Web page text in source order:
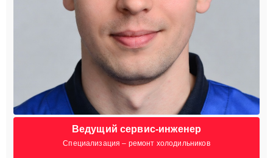
Ведущий сервис-инженер
Специализация – ремонт холодильников